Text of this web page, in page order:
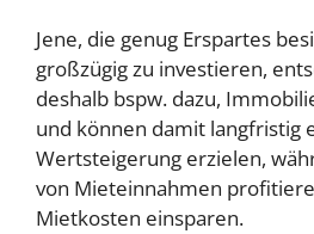
Jene, die genug Erspartes
großzügig zu investieren,
deshalb bspw. dazu,
und können damit langfristig
Wertsteigerung erzielen,
von Mieteinnahmen
Mietkosten einsparen.